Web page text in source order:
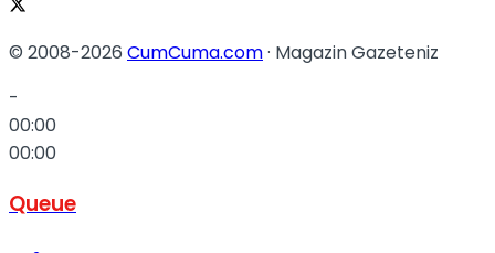
© 2008-2026 CumCuma.com· Magazin Gazeteniz
-
00:00
00:00
Queue